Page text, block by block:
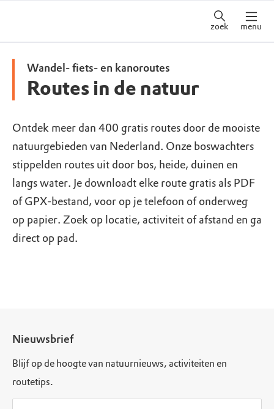
zoek menu
Wandel- fiets- en kanoroutes
Routes in de natuur
Ontdek meer dan 400 gratis routes door de mooiste
natuurgebieden van Nederland. Onze boswachters
stippelden routes uit door bos, heide, duinen en
langs water. Je downloadt elke route gratis als PDF
of GPX-bestand, voor op je telefoon of onderweg
op papier. Zoek op locatie, activiteit of afstand en ga
direct op pad.
Nieuwsbrief
Blijf op de hoogte van natuurnieuws, activiteiten en
routetips.